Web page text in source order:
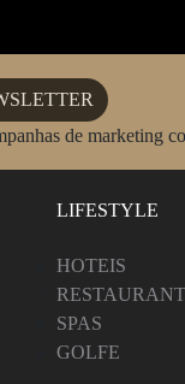
de marketing
LIFESTYLE
HOTEIS
SPAS
GOLFE